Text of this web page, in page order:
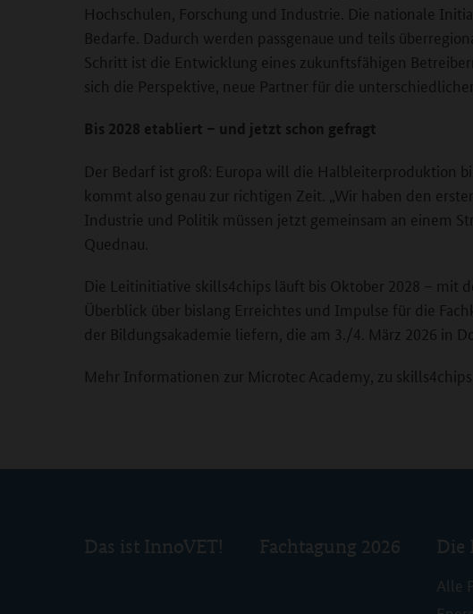
Hochschulen, Forschung und Industrie. Die nationale
Bedarfe. Dadurch werden passgenaue und teils
Schritt ist die Entwicklung eines zukunftsfähigen
sich die Perspektive, neue Partner für die
Bis 2028 etabliert – und jetzt schon gefragt
Der Bedarf ist groß: Europa will die Halbleiterproduktion
kommt also genau zur richtigen Zeit. „Wir haben den
Industrie und Politik müssen jetzt gemeinsam an einem
Quednau.
Die Leitinitiative skills4chips läuft bis Oktober 2028 – mit
Überblick über bislang Erreichtes und Impulse für die
der Bildungsakademie liefern, die am 3./4. März 2026 in
Mehr Informationen zur Microtec Academy, zu
Das ist InnoVET! Fachtagung 2026 Die
Alle